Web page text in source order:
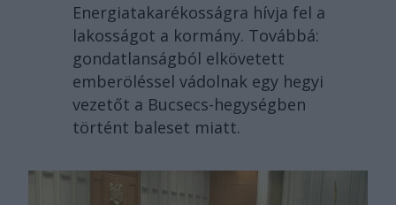
Energiatakarékosságra hívja fel a
lakosságot a kormány. Továbbá:
gondatlanságból elkövetett
emberöléssel vádolnak egy hegyi
vezetőt a Bucsecs-hegységben
történt baleset miatt.